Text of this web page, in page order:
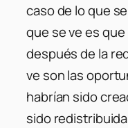
caso de lo que
que se ve es
después de la
ve son las
habrían sido
sido